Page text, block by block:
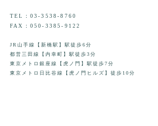
TEL：03-3538-8760
FAX：050-3385-9122
JR山手線【新橋駅】駅徒歩6分
都営三田線【内幸町】駅徒歩3分
東京メトロ銀座線【虎ノ門】駅徒歩7分
東京メトロ日比谷線【虎ノ門ヒルズ】徒歩10分